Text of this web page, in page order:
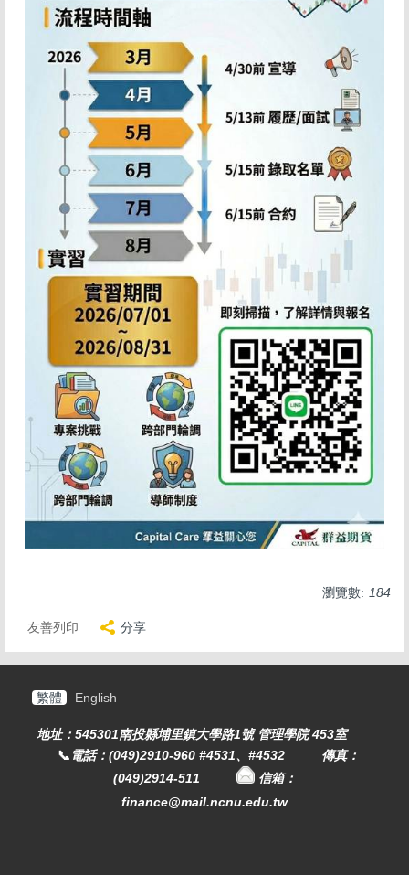
瀏覽數: 184
友善列印 分享
繁體 English
地址：545301南投縣埔里鎮大學路1號 管理學院 453室
📞 電話：(049)2910-960 #4531、#4532 傳真：
(049)2914-511
信箱：
finance@mail.ncnu.edu.tw